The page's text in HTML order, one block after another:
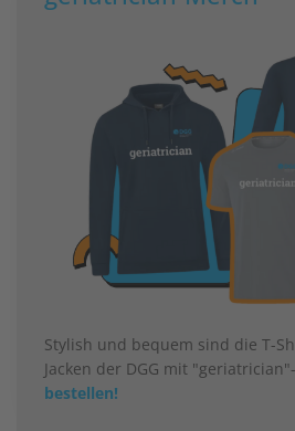
Stylish und bequem sind die T-
Jacken der DGG mit
bestellen!